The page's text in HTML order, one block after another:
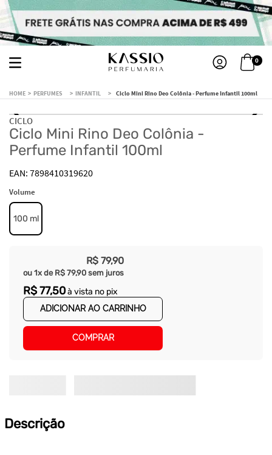
0
PERFUMES INFANTIL Ciclo Mini Rino Deo Colônia - Perfume Infantil 100ml
CICLO
Ciclo Mini Rino Deo Colônia -
Perfume Infantil 100ml
7898410319620
Volume
100 ml
R$ 79,90
ou 1x de R$ 79,90 sem juros
R$77,50à vista no pix
ADICIONAR AO CARRINHO
COMPRAR
Descrição